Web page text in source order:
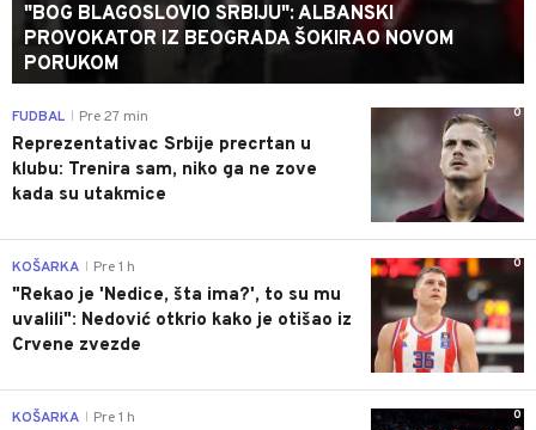
"BOG BLAGOSLOVIO SRBIJU": ALBANSKI
PROVOKATOR IZ BEOGRADA ŠOKIRAO NOVOM
PORUKOM
0
FUDBAL Pre 27 min
Reprezentativac Srbije precrtan u
klubu: Trenira sam, niko ga ne zove
kada su utakmice
0
KOŠARKA Pre 1 h
"Rekao je 'Nedice, šta ima?', to su mu
uvalili": Nedović otkrio kako je otišao iz
Crvene zvezde
0
KOŠARKA Pre 1 h